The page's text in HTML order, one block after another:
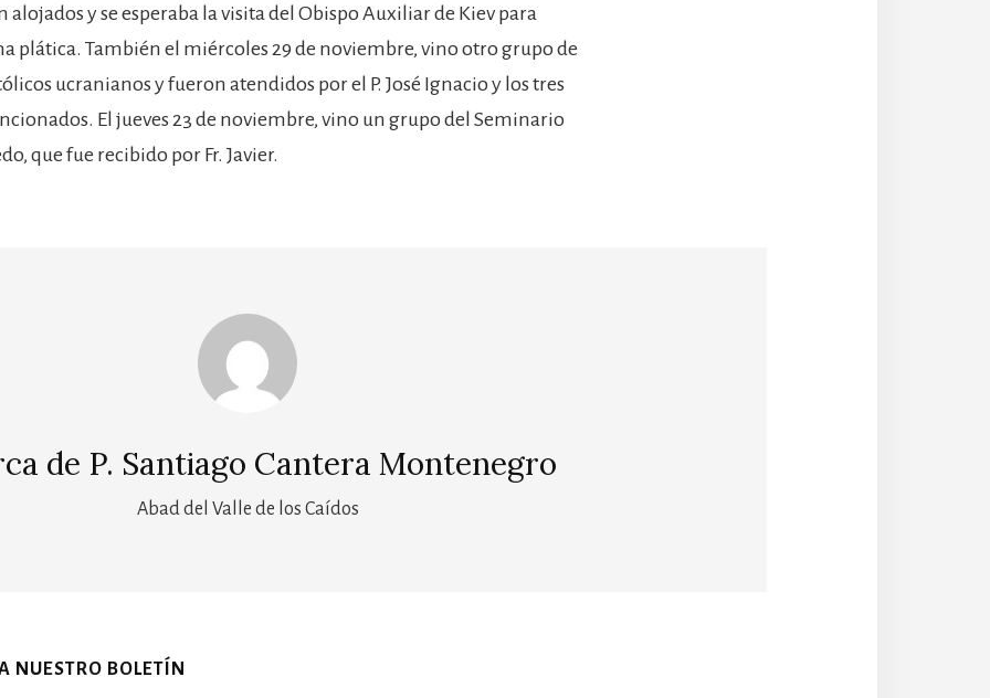
alojados y se esperaba la visita del Obispo Auxiliar de Kiev para
plática. También el miércoles 29 de noviembre, vino otro grupo de
ucranianos y fueron atendidos por el P. José Ignacio y los tres
El jueves 23 de noviembre, vino un grupo del Seminario
que fue recibido por Fr. Javier.
de P. Santiago Cantera Montenegro
Abad del Valle de los Caídos
NUESTRO BOLETÍN